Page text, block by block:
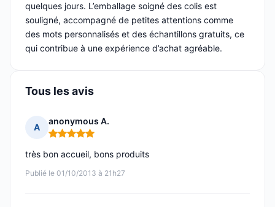
quelques jours. L’emballage soigné des colis est
souligné, accompagné de petites attentions comme
des mots personnalisés et des échantillons gratuits, ce
qui contribue à une expérience d’achat agréable.
Tous les avis
A
anonymous A.
Note : 5 sur 5
Publié le 01/10/2013 à 21h27
très bon accueil, bons produits